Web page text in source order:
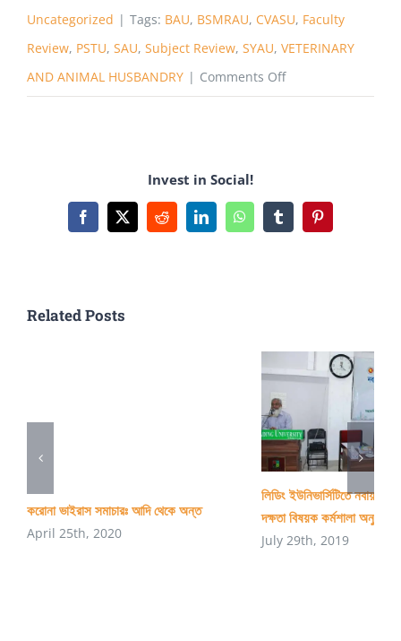
Uncategorized | Tags: BAU, BSMRAU, CVASU, Faculty
Review, PSTU, SAU, Subject Review, SYAU, VETERINARY
AND ANIMAL HUSBANDRY | Comments Offon
medicine
Invest in Social!
Facebook
X RedditLinkedInWhatsAppTumblrPinterest
Related Posts
করোনা ভাইরাস সমাচারঃ আদি থেকে অন্ত
April 25th, 2020
লিডিং ইউনিভার্সিটিতে
দক্ষতা বিষয়ক কর্মশালা অনুষ্ঠিত
July 29th, 2019